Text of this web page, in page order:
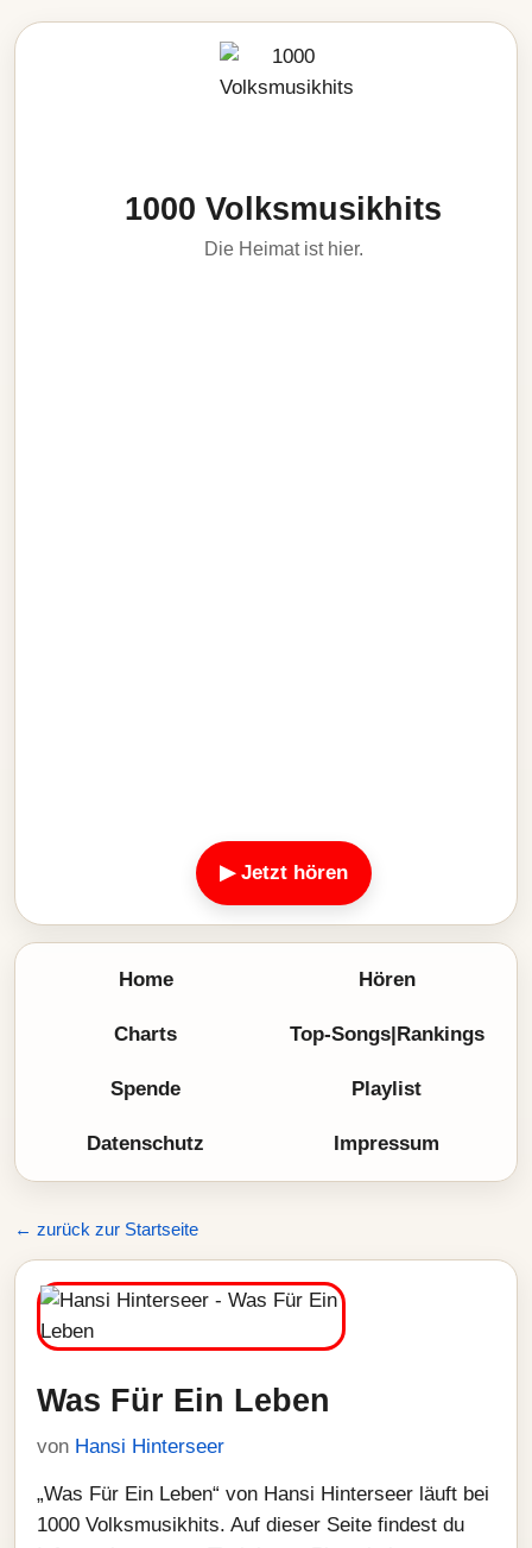
1000 Volksmusikhits
Die Heimat ist hier.
▶ Jetzt hören
Home Hören
Charts Top-Songs|Rankings
Spende Playlist
Datenschutz Impressum
← zurück zur Startseite
Was Für Ein Leben
von Hansi Hinterseer
„Was Für Ein Leben“ von Hansi Hinterseer läuft bei
1000 Volksmusikhits. Auf dieser Seite findest du